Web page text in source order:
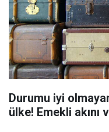
Durumu iyi
ülke! Emekli akını